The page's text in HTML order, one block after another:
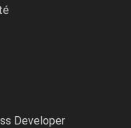
Developer